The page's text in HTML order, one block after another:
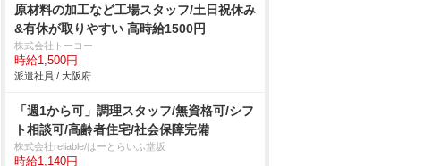
原材料の加工など工場スタッフ/土日祝休み
&有休が取りやすい 高時給1500円
株式会社トーコー
時給1,500円
派遣社員 / 大阪府
「週1から可」調理スタッフ/無資格可/シフ
ト相談可/高齢者住宅/社会保障完備
株式会社reliable/はーとらいふ堂坂
時給1,140円